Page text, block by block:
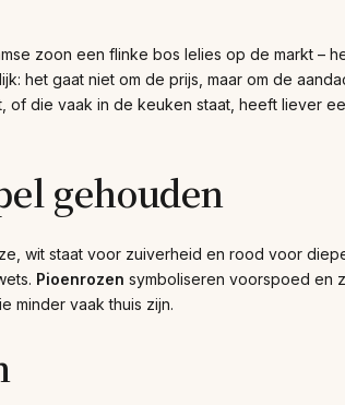
zoon een flinke bos lelies op de markt –
gaat niet om de prijs, maar om de
of die vaak in de keuken staat, heeft liever
gehouden
wit staat voor zuiverheid en rood voor
Pioenrozen symboliseren voorspoed en
minder vaak thuis zijn.